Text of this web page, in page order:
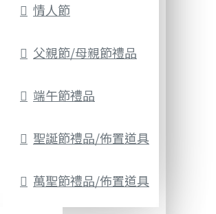
情人節
父親節/母親節禮品
端午節禮品
聖誕節禮品/佈置道具
萬聖節禮品/佈置道具